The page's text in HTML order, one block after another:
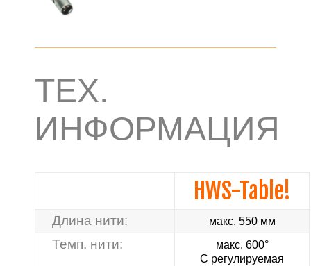
ТЕХ.
ИНФОРМАЦИЯ
HWS-Table!
Длина нити: макс. 550 мм
Темп. нити:
макс. 600°
C регулируемая